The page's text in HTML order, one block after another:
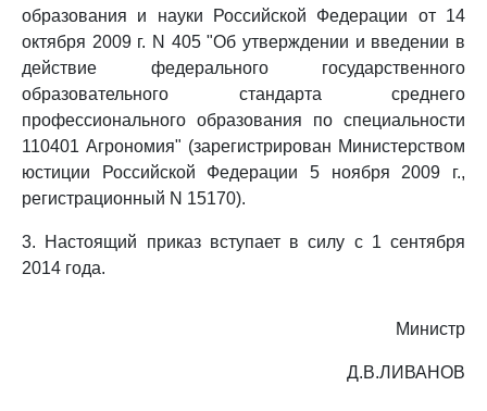
образования и науки Российской Федерации от 14
октября 2009 г. N 405 "Об утверждении и введении в
действие федерального государственного
образовательного стандарта среднего
профессионального образования по специальности
110401 Агрономия" (зарегистрирован Министерством
юстиции Российской Федерации 5 ноября 2009 г.,
регистрационный N 15170).
3. Настоящий приказ вступает в силу с 1 сентября
2014 года.
Министр
Д.В.ЛИВАНОВ